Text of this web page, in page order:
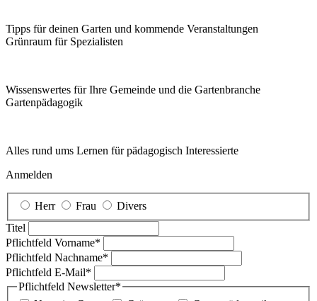
Tipps für deinen Garten und kommende Veranstaltungen
Grünraum für Spezialisten
Wissenswertes für Ihre Gemeinde und die Gartenbranche
Garten­pädagogik
Alles rund ums Lernen für pädagogisch Interessierte
Anmelden
Herr Frau
Divers
Titel
Pflichtfeld Vorname*
Pflichtfeld Nachname*
Pflichtfeld E-Mail*
Pflichtfeld Newsletter*